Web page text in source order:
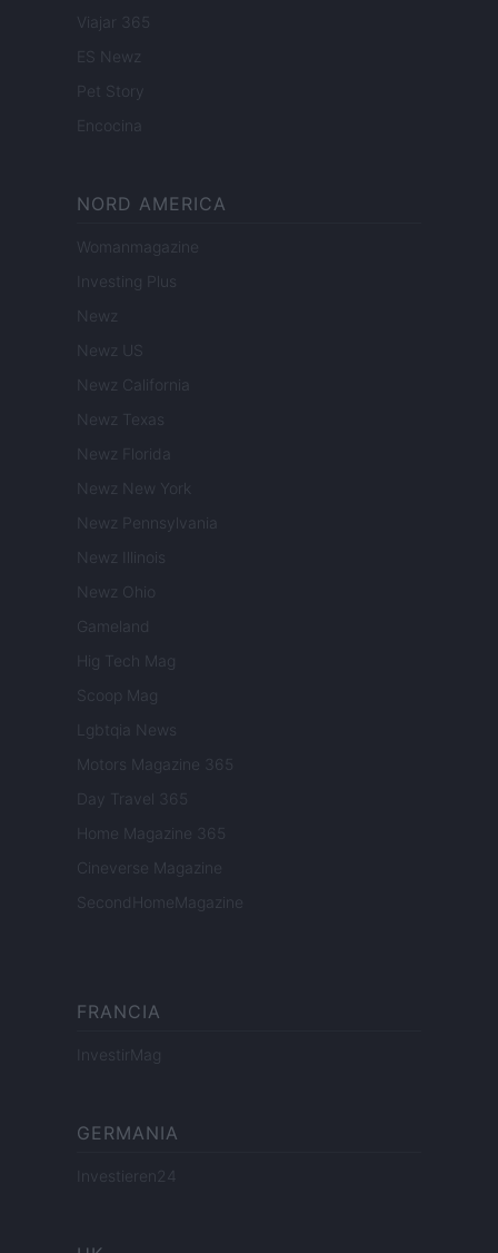
Viajar 365
ES Newz
Pet Story
Encocina
NORD AMERICA
Womanmagazine
Investing Plus
Newz
Newz US
Newz California
Newz Texas
Newz Florida
Newz New York
Newz Pennsylvania
Newz Illinois
Newz Ohio
Gameland
Hig Tech Mag
Scoop Mag
Lgbtqia News
Motors Magazine 365
Day Travel 365
Home Magazine 365
Cineverse Magazine
SecondHomeMagazine
FRANCIA
InvestirMag
GERMANIA
Investieren24